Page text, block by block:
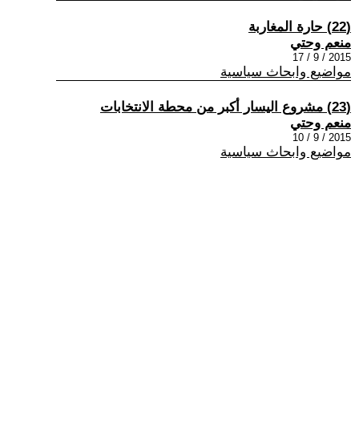
(22) حارة المغاربة
منعم وحتي
2015 / 9 / 17
مواضيع وابحاث سياسية
(23) مشروع اليسار أكبر من محطة الانتخابات
منعم وحتي
2015 / 9 / 10
مواضيع وابحاث سياسية